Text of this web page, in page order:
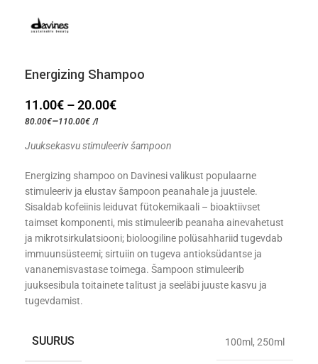
Energizing Shampoo
11.00€ –20.00€
80.00€–110.00€ /l
Juuksekasvu stimuleeriv šampoon
Energizing shampoo on Davinesi valikust populaarne
stimuleeriv ja elustav šampoon peanahale ja juustele.
Sisaldab kofeiinis leiduvat fütokemikaali – bioaktiivset
taimset komponenti, mis stimuleerib peanaha ainevahetust
ja mikrotsirkulatsiooni; bioloogiline polüsahhariid tugevdab
immuunsüsteemi; sirtuiin on tugeva antioksüdantse ja
vananemisvastase toimega. Šampoon stimuleerib
juuksesibula toitainete talitust ja seeläbi juuste kasvu ja
tugevdamist.
SUURUS 100ml , 250ml